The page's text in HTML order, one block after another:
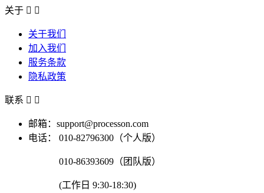
关于  
关于我们
加入我们
服务条款
隐私政策
联系  
邮箱：support@processon.com
电话：
010-82796300（个人版）
010-86393609（团队版）
(工作日 9:30-18:30)